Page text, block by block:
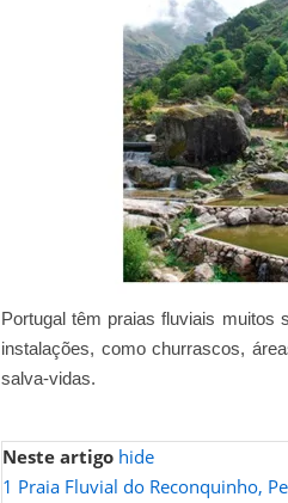
Portugal têm praias fluviais muitos
instalações, como churrascos,
salva-vidas.
Neste artigo hide
1 Praia Fluvial do Reconquinho,